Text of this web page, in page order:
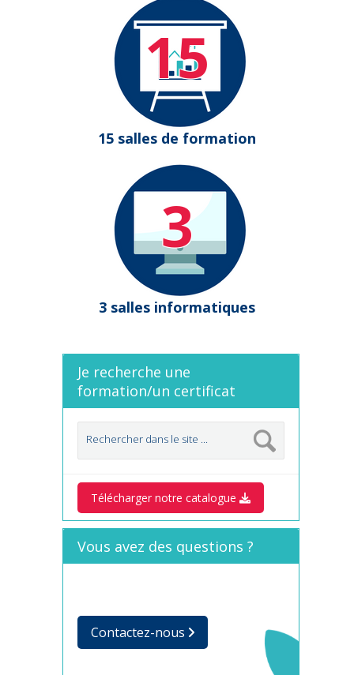
15
15 salles de formation
3
3 salles informatiques
Je recherche une
formation/un certificat
Télécharger notre catalogue
Vous avez des questions ?
Contactez-nous